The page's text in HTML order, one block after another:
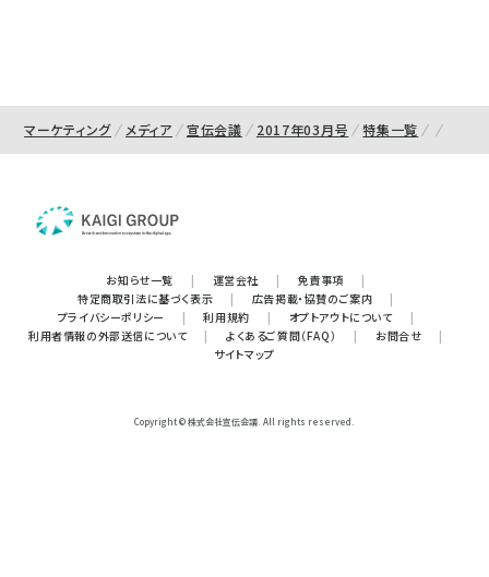
マーケティング メディア 宣伝会議 2017年03月号 特集一覧
お知らせ一覧 | 運営会社 | 免責事項
|
特定商取引法に基づく表示
| 広告掲載・協賛のご案内
|
プライバシーポリシー
| 利用規約 | オプトアウトについて
|
利用者情報の外部送信について
| よくあるご質問（FAQ） | お問合せ
|
サイトマップ
Copyright © 株式会社宣伝会議. All rights reserved.